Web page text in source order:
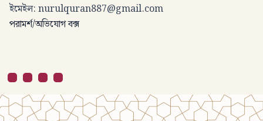
ইমেইল: nurulquran887@gmail.com
পরামর্শ/অভিযোগ বক্স